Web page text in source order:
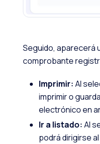
Seguido, aparecerá
comprobante
Imprimir: Al
imprimir o
electrónico en
Ir a listado: Al
podrá dirigirse